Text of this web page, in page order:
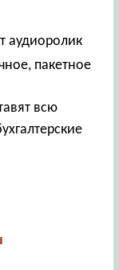
аудиоролик
пакетное
всю